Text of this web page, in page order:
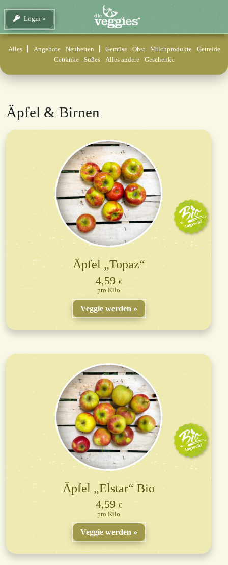
Login
Alles Angebote Neuheiten Gemüse Obst Milchprodukte
Getreide
Getränke
Süßes Alles andere Geschenke
Äpfel & Birnen
Äpfel „Topaz“
4,59 €
Kilo
Veggie werden
Äpfel „Elstar“ Bio
4,59 €
Kilo
Veggie werden